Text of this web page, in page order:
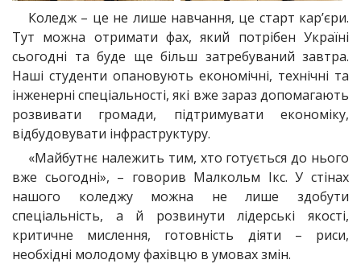
Коледж – це не лише навчання, це старт кар’єри.
Тут можна отримати фах, який потрібен Україні
сьогодні та буде ще більш затребуваний завтра.
Наші студенти опановують економічні, технічні та
інженерні спеціальності, які вже зараз допомагають
розвивати громади, підтримувати економіку,
відбудовувати інфраструктуру.
«Майбутнє належить тим, хто готується до нього
вже сьогодні», – говорив Малкольм Ікс. У стінах
нашого коледжу можна не лише здобути
спеціальність, а й розвинути лідерські якості,
критичне мислення, готовність діяти – риси,
необхідні молодому фахівцю в умовах змін.